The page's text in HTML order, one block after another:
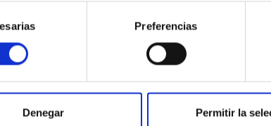
Preferencias
Denegar Permitir la
tienen más probabilidad de desarrollar cáncer de
Ecology and Inland Fisheries, de Alemania,
como una materia multidisciplinar. El uso de luz
en tiempo y espacio, con un incremento anual de
y los hábitats de vida silvestre se difuminan y el
incluso en áreas de conservación de la
del ALAN sobre la vida silvestre y los